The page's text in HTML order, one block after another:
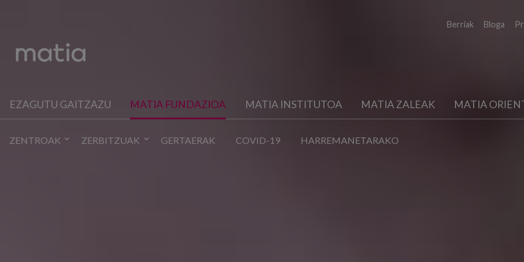
Berriak Bloga
EZAGUTU GAITZAZU MATIA FUNDAZIOA MATIA INSTITUTOA MATIA ZALEAK MATIA
ZENTROAK ZERBITZUAK GERTAERAK COVID-19 HARREMANETARAKO